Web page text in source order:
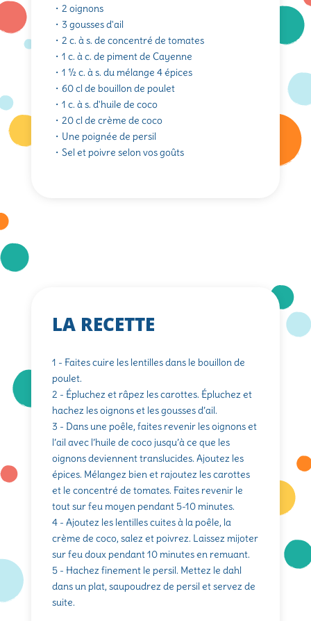
・2 oignons
・3 gousses d'ail
・2 c. à s. de concentré de tomates
・1 c. à c. de piment de Cayenne
・1 ½ c. à s. du mélange 4 épices
・60 cl de bouillon de poulet
・1 c. à s. d'huile de coco
・20 cl de crème de coco
・Une poignée de persil
・Sel et poivre selon vos goûts
LA RECETTE
1 - Faites cuire les lentilles dans le bouillon de
poulet.
2 - Épluchez et râpez les carottes. Épluchez et
hachez les oignons et les gousses d’ail.
3 - Dans une poêle, faites revenir les oignons et
l’ail avec l’huile de coco jusqu’à ce que les
oignons deviennent translucides. Ajoutez les
épices. Mélangez bien et rajoutez les carottes
et le concentré de tomates. Faites revenir le
tout sur feu moyen pendant 5-10 minutes.
4 - Ajoutez les lentilles cuites à la poêle, la
crème de coco, salez et poivrez. Laissez mijoter
sur feu doux pendant 10 minutes en remuant.
5 - Hachez finement le persil. Mettez le dahl
dans un plat, saupoudrez de persil et servez de
suite.